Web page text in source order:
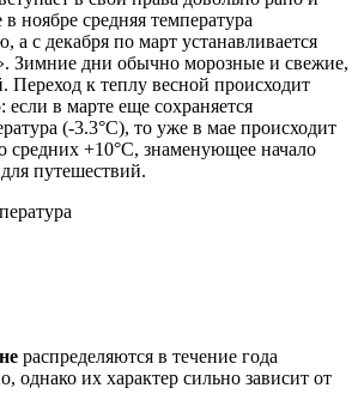
ноябре средняя температура
а с декабря по март устанавливается
Зимние дни обычно морозные и свежие,
Переход к теплу весной происходит
в марте еще сохраняется
(-3.3°C), то уже в мае происходит
средних +10°C, знаменующее начало
путешествий.
распределяются в течение года
однако их характер сильно зависит от